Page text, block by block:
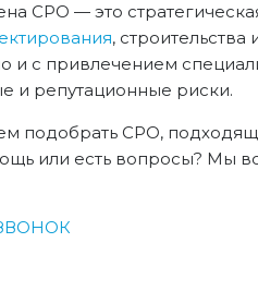
СРО — это
, строительства
и с привлечением
и репутационные риски.
подобрать СРО,
или есть вопросы? Мы